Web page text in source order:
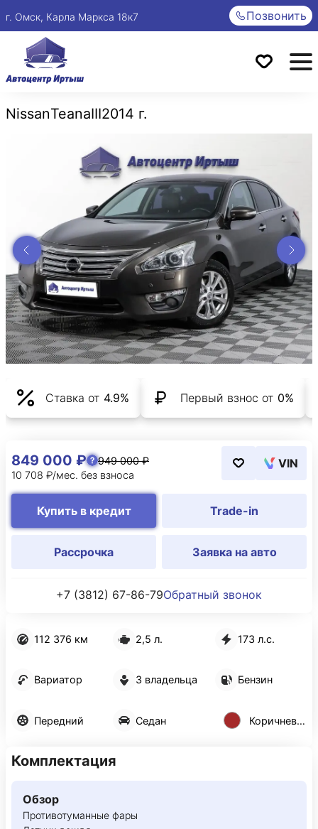
г. Омск, Карла Маркса 18к7 Позвонить
NissanTeanaIII2014 г.
Ставка от 4.9% Первый взнос от 0%
112 376 км 2,5 л. 173 л.с.
Вариатор 3 владельца Бензин
Передний Седан Коричневый
849 000 ₽
949 000 ₽
10 708 ₽/мес. без взноса
VIN
Купить в кредит Trade-in
Рассрочка Заявка на авто
+7 (3812) 67-86-79Обратный звонок
Комплектация
Обзор
Противотуманные фары